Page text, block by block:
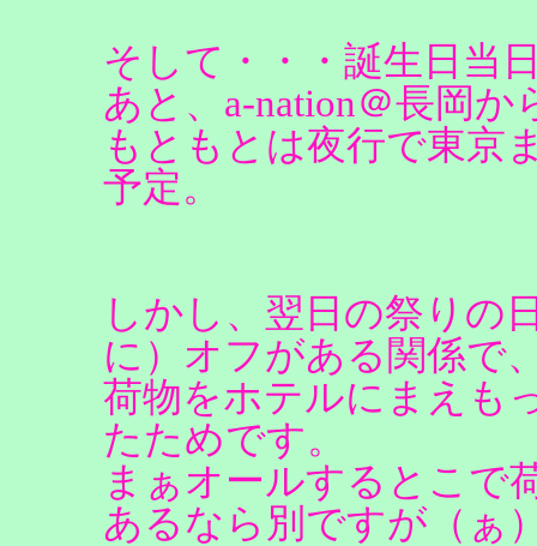
そして・・・誕生日当
あと、a-nation＠長岡
もともとは夜行で東京
予定。
しかし、翌日の祭りの
に）オフがある関係で
荷物をホテルにまえも
たためです。
まぁオールするとこで
あるなら別ですが（ぁ